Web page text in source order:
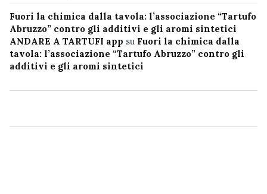
Fuori la chimica dalla tavola: l’associazione “Tartufo
Abruzzo” contro gli additivi e gli aromi sintetici
ANDARE A TARTUFI app su Fuori la chimica dalla
tavola: l’associazione “Tartufo Abruzzo” contro gli
additivi e gli aromi sintetici